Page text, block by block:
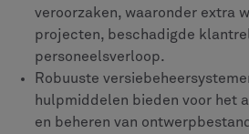
veroorzaken, waaronder extra
projecten, beschadigde
personeelsverloop.
Robuuste
hulpmiddelen bieden voor het
en beheren van